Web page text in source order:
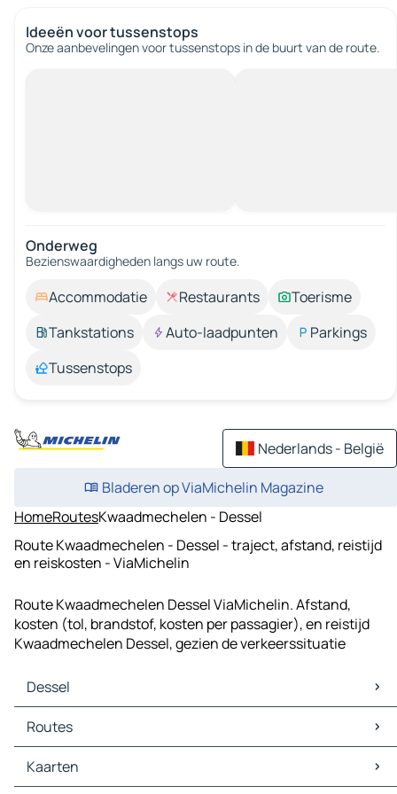
Ideeën voor tussenstops
Onze aanbevelingen voor tussenstops in de buurt van de route.
Onderweg
Bezienswaardigheden langs uw route.
Accommodatie Restaurants
Toerisme
Tankstations
Auto-laadpunten
Parkings
Tussenstops
Nederlands - België
Bladeren op ViaMichelin Magazine
HomeRoutesKwaadmechelen - Dessel
Route Kwaadmechelen - Dessel - traject, afstand, reistijd
en reiskosten - ViaMichelin
Route Kwaadmechelen Dessel ViaMichelin. Afstand,
kosten (tol, brandstof, kosten per passagier), en reistijd
Kwaadmechelen Dessel, gezien de verkeerssituatie
Dessel
Dessel Kaarten
Dessel Verkeer
Dessel Hotels
Dessel Restaurants
Routes
Routes Dessel - Turnhout
Routes Dessel - Mol
Kaarten